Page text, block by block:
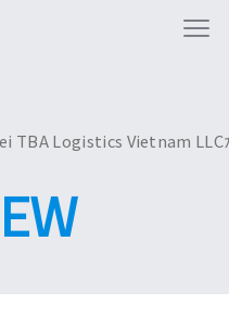
TBA Logistics Vietnam LLC